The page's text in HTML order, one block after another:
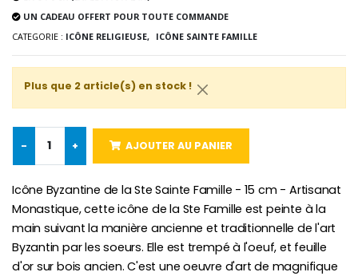
€78.00 €58.50
€9.90
€4.90
€5.00
€23.00
UN CADEAU OFFERT POUR TOUTE COMMANDE
CATEGORIE : ICÔNE RELIGIEUSE, ICÔNE SAINTE FAMILLE
Plus que 2 article(s) en stock !
- + AJOUTER AU PANIER
Icône Byzantine de la Ste Sainte Famille - 15 cm - Artisanat
Monastique, cette icône de la Ste Famille est peinte à la
main suivant la manière ancienne et traditionnelle de l'art
Byzantin par les soeurs. Elle est trempé à l'oeuf, et feuille
d'or sur bois ancien. C'est une oeuvre d'art de magnifique